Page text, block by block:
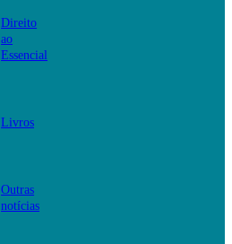
Direito
ao
Essencial
Livros
Outras
notícias